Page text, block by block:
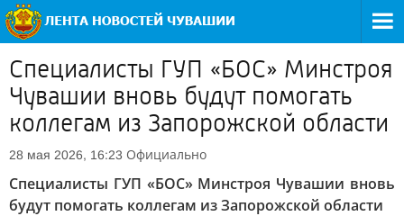
Специалисты ГУП «БОС» Минстроя
Чувашии вновь будут помогать
коллегам из Запорожской области
28 мая 2026, 16:23 Официально
Специалисты ГУП «БОС» Минстроя Чувашии вновь
будут помогать коллегам из Запорожской области